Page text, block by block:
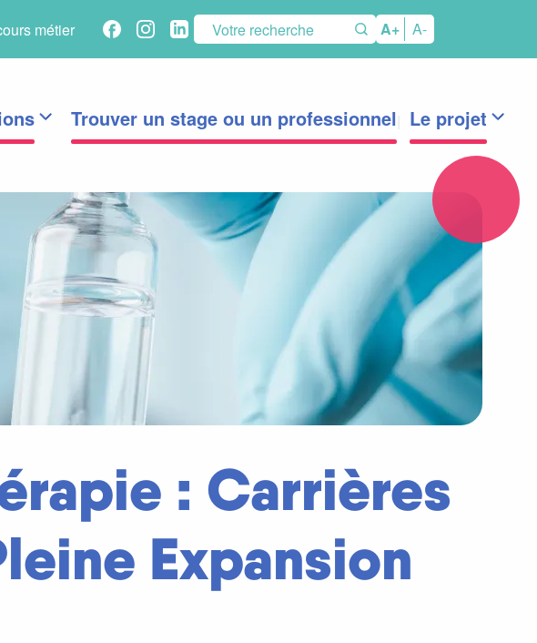
Trouver un stage ou un professionnel Le projet
métier
Réseaux
A+ A-
: Carrières
Expansion